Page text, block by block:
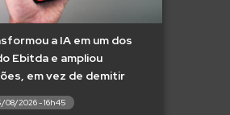
a IA em um dos
Ebitda e ampliou
em vez de demitir
08/2026 - 16h45